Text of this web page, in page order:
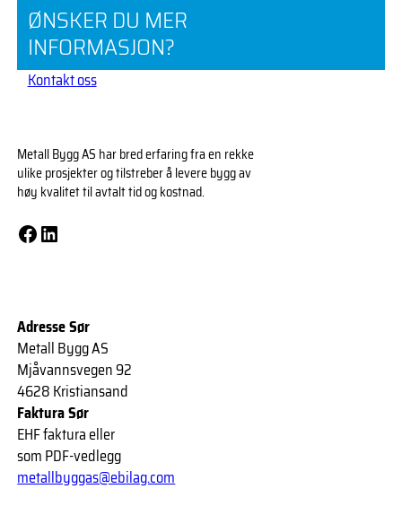
ØNSKER DU MER
INFORMASJON?
Kontakt oss
Metall Bygg AS har bred erfaring fra en rekke
ulike prosjekter og tilstreber å levere bygg av
høy kvalitet til avtalt tid og kostnad.
Facebook LinkedIn
Adresse Sør
Metall Bygg AS
Mjåvannsvegen 92
4628 Kristiansand
Faktura Sør
EHF faktura eller
som PDF-vedlegg
metallbyggas@ebilag.com